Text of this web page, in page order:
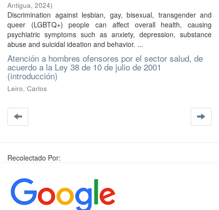
Antigua, 2024)
Discrimination against lesbian, gay, bisexual, transgender and
queer (LGBTQ+) people can affect overall health, causing
psychiatric symptoms such as anxiety, depression, substance
abuse and suicidal ideation and behavior. ...
Atención a hombres ofensores por el sector salud, de
acuerdo a la Ley 38 de 10 de julio de 2001
(introducción)
Leiro, Carlos
Recolectado Por: